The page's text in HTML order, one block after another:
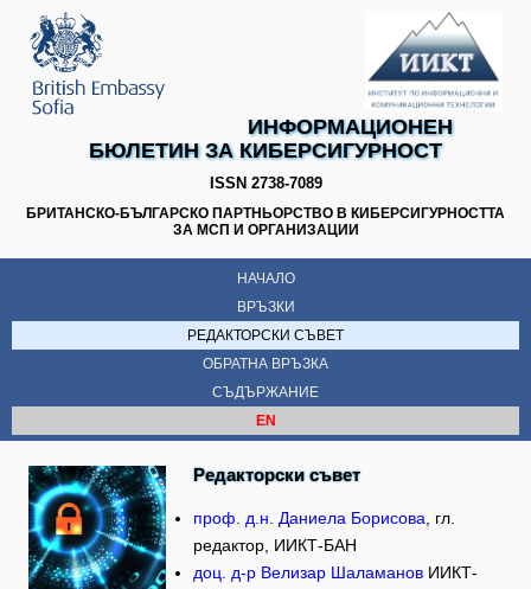
ИНФОРМАЦИОНЕН
БЮЛЕТИН ЗА КИБЕРСИГУРНОСТ
ISSN 2738-7089
БРИТАНСКО-БЪЛГАРСКО ПАРТНЬОРСТВО В КИБЕРСИГУРНОСТТА
ЗА МСП И ОРГАНИЗАЦИИ
НАЧАЛО
ВРЪЗКИ
РЕДАКТОРСКИ СЪВЕТ
ОБРАТНА ВРЪЗКА
СЪДЪРЖАНИЕ
EN
Редакторски съвет
проф. д.н. Даниела Борисова , гл.
редактор, ИИКТ-БАН
доц. д-р Велизар Шаламанов ИИКТ-